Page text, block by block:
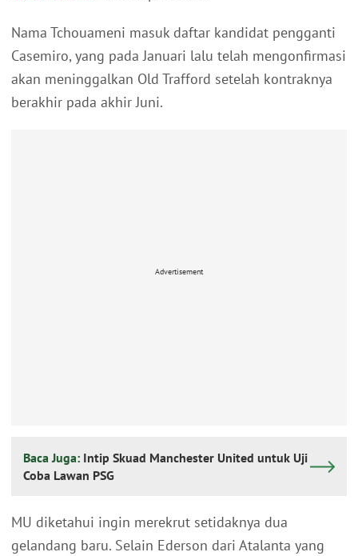
Nama Tchouameni masuk daftar kandidat pengganti
Casemiro, yang pada Januari lalu telah mengonfirmasi
akan meninggalkan Old Trafford setelah kontraknya
berakhir pada akhir Juni.
Advertisement
Baca Juga: Intip Skuad Manchester United untuk Uji
Coba Lawan PSG
MU diketahui ingin merekrut setidaknya dua
gelandang baru. Selain Ederson dari Atalanta yang